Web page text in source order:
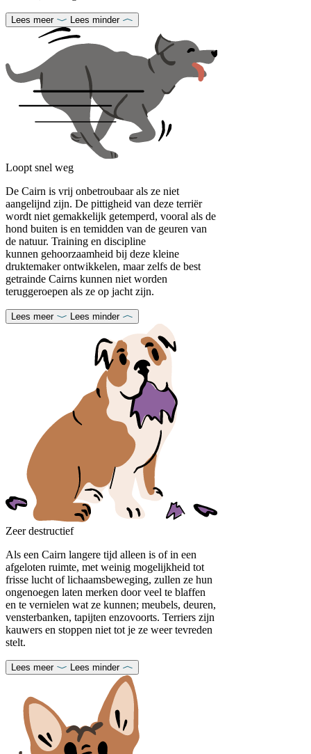
Lees meer Lees minder
Loopt snel weg
De Cairn is vrij onbetroubaar als ze niet
aangelijnd zijn. De pittigheid van deze terriër
wordt niet gemakkelijk getemperd, vooral als de
hond buiten is en temidden van de geuren van
de natuur. Training en discipline
kunnen gehoorzaamheid bij deze kleine
druktemaker ontwikkelen, maar zelfs de best
getrainde Cairns kunnen niet worden
teruggeroepen als ze op jacht zijn.
Lees meer Lees minder
Zeer destructief
Als een Cairn langere tijd alleen is of in een
afgeloten ruimte, met weinig mogelijkheid tot
frisse lucht of lichaamsbeweging, zullen ze hun
ongenoegen laten merken door veel te blaffen
en te vernielen wat ze kunnen; meubels, deuren,
vensterbanken, tapijten enzovoorts. Terriers zijn
kauwers en stoppen niet tot je ze weer tevreden
stelt.
Lees meer Lees minder